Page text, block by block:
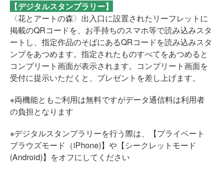
【デジタルスタンプラリー】
〈花とアートの森〉出入口に設置されたリーフレットに
掲載のQRコードを、お手持ちのスマホ等で読み込みスタ
ートし、指定作品のそばにあるQRコードを読み込みスタ
ンプをあつめます。指定されたものすべてをあつめると
コンプリート画面が表示されます。コンプリート画面を
受付に提示いただくと、プレゼントを差し上げます。
※両機能ともご利用は無料ですがデータ通信料は利用者
の負担となります
※デジタルスタンプラリーを行う際は、【プライベート
ブラウズモード（iPhone)】や【シークレットモード
(Android)】をオフにしてください